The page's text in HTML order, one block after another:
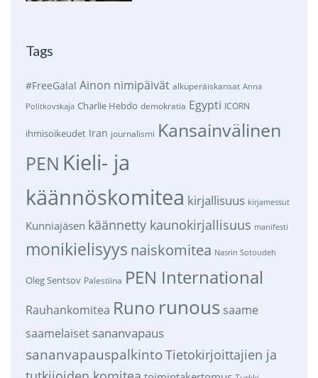
Tags
#FreeGalal Ainon nimipäivät alkuperäiskansat Anna
Politkovskaja Charlie Hebdo demokratia Egypti ICORN
ihmisoikeudet Iran journalismi Kansainvälinen
PEN Kieli- ja
käännöskomitea kirjallisuus kirjamessut
Kunniajäsen käännetty kaunokirjallisuus manifesti
monikielisyys naiskomitea Nasrin Sotoudeh
Oleg Sentsov Palestiina PEN International
Rauhankomitea Runo runous saame
saamelaiset sananvapaus
sananvapauspalkintoTietokirjoittajien ja